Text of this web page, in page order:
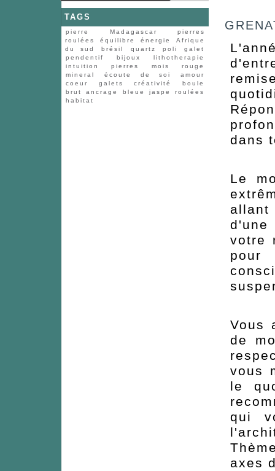
TAGS
pierre Madagascar
pierres
roulées
équilibre énergie
Afrique
du sud
brésil quartz poli
galet
pendentif
bijoux
lithotherapie
intuition
pierres mois
rouge
mineral
écoute de soi
amour
coeur
galets créativité
boule
brut
ancrage bleue jaspe
roulées
habitat
dans
Le
allant
d'une
votre
pour
Vous
de
vous
le
qui
axes